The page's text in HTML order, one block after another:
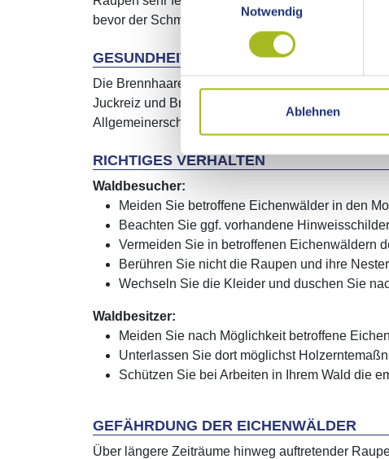
Notwendig
Ablehnen
bevor der Schmetterling im August schlüpft.
GESUNDHEITLICHE GEFÄHRDUNG
Die Brennhaare der Raupen lösen eine
Juckreiz und Brennen. Reizungen an Mund- und
Allgemeinerscheinungen wie Schwindel, Fieber
RICHTIGES VERHALTEN
Waldbesucher:
Meiden Sie betroffene Eichenwälder in den
Beachten Sie ggf. vorhandene
Vermeiden Sie in betroffenen Eichenwäldern
Berühren Sie nicht die Raupen und ihre
Wechseln Sie die Kleider und duschen Sie
Waldbesitzer:
Meiden Sie nach Möglichkeit betroffene
Unterlassen Sie dort möglichst
Schützen Sie bei Arbeiten in Ihrem Wald die
GEFÄHRDUNG DER EICHENWÄLDER
Über längere Zeiträume hinweg auftretender